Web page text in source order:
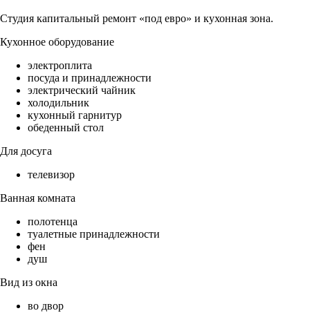
Студия капитальный ремонт «под евро» и кухонная зона.
Кухонное оборудование
электроплита
посуда и принадлежности
электрический чайник
холодильник
кухонный гарнитур
обеденный стол
Для досуга
телевизор
Ванная комната
полотенца
туалетные принадлежности
фен
душ
Вид из окна
во двор